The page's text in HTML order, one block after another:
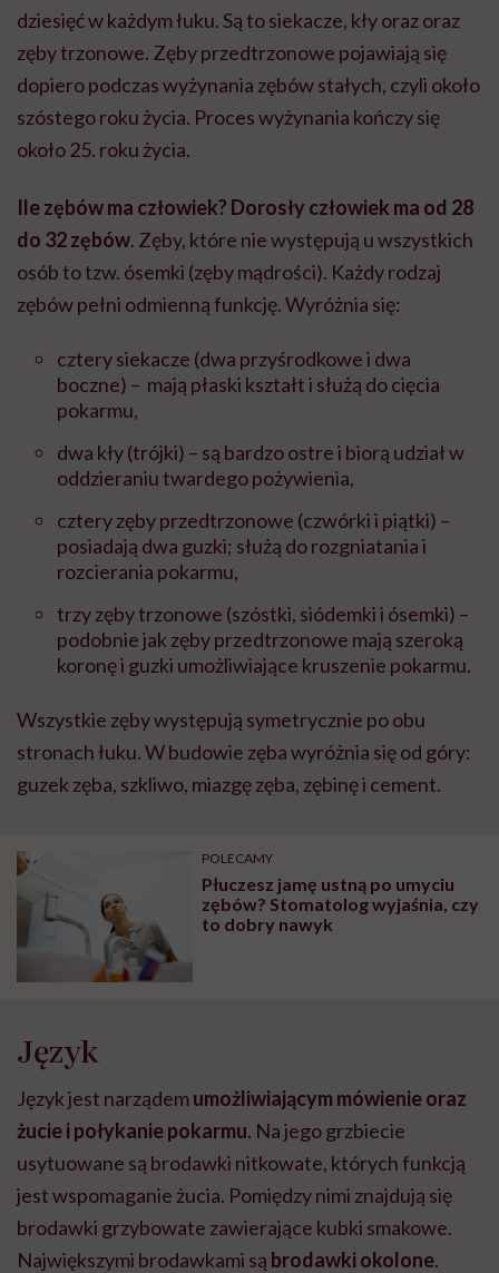
dziesięć w każdym łuku. Są to siekacze, kły oraz oraz
zęby trzonowe. Zęby przedtrzonowe pojawiają się
dopiero podczas wyżynania zębów stałych, czyli około
szóstego roku życia. Proces wyżynania kończy się
około 25. roku życia.
Ile zębów ma człowiek? Dorosły człowiek ma od 28
do 32 zębów. Zęby, które nie występują u wszystkich
osób to tzw. ósemki (zęby mądrości). Każdy rodzaj
zębów pełni odmienną funkcję. Wyróżnia się:
cztery siekacze (dwa przyśrodkowe i dwa
boczne) – mają płaski kształt i służą do cięcia
pokarmu,
dwa kły (trójki) – są bardzo ostre i biorą udział w
oddzieraniu twardego pożywienia,
cztery zęby przedtrzonowe (czwórki i piątki) –
posiadają dwa guzki; służą do rozgniatania i
rozcierania pokarmu,
trzy zęby trzonowe (szóstki, siódemki i ósemki) –
podobnie jak zęby przedtrzonowe mają szeroką
koronę i guzki umożliwiające kruszenie pokarmu.
Wszystkie zęby występują symetrycznie po obu
stronach łuku. W budowie zęba wyróżnia się od góry:
guzek zęba, szkliwo, miazgę zęba, zębinę i cement.
POLECAMY
Płuczesz jamę ustną po umyciu
zębów? Stomatolog wyjaśnia, czy
to dobry nawyk
Język
Język jest narządemumożliwiającym mówienie oraz
żucie i połykanie pokarmu. Na jego grzbiecie
usytuowane są brodawki nitkowate, których funkcją
jest wspomaganie żucia. Pomiędzy nimi znajdują się
brodawki grzybowate zawierające kubki smakowe.
Największymi brodawkami są brodawki okolone.